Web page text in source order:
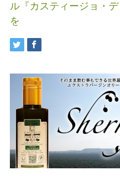
ル『カスティージョ・デ
を